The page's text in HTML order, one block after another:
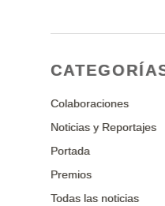
Colaboraciones
Noticias y Reportajes
Portada
Premios
Todas las noticias